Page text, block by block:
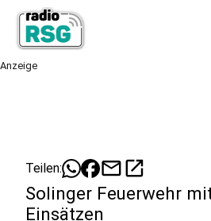
Anzeige
Teilen: mailopen_in_new
Solinger Feuerwehr
Einsätzen